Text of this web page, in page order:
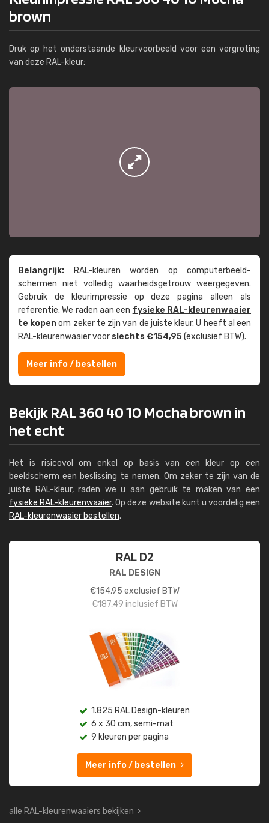
brown
Druk op het onderstaande kleurvoorbeeld voor een vergroting
van deze RAL-kleur:
Belangrijk: RAL-kleuren worden op computer­beeld­
schermen niet volledig waarheids­­getrouw weer­gegeven.
Gebruik de kleur­impressie op deze pagina alleen als
referentie. We raden aan een fysieke RAL-kleuren­waaier
te kopenom zeker te zijn van de juiste kleur. U heeft al een
RAL-kleuren­waaier voor slechts €154,95(exclusief BTW).
Meer info / bestellen
Bekijk RAL 360 40 10 Mocha brown in
het echt
Het is risicovol om enkel op basis van een kleur op een
beeldscherm een beslissing te nemen. Om zeker te zijn van de
juiste RAL-kleur, raden we u aan gebruik te maken van een
fysieke RAL-kleurenwaaier. Op deze website kunt u voordelig een
RAL-kleurenwaaier bestellen.
RAL D2
RAL DESIGN
€154,95 exclusief BTW
€187,49 inclusief BTW
1.825 RAL Design-kleuren
6 x 30 cm, semi-mat
9 kleuren per pagina
Meer info / bestellen
alle RAL-kleurenwaaiers bekijken